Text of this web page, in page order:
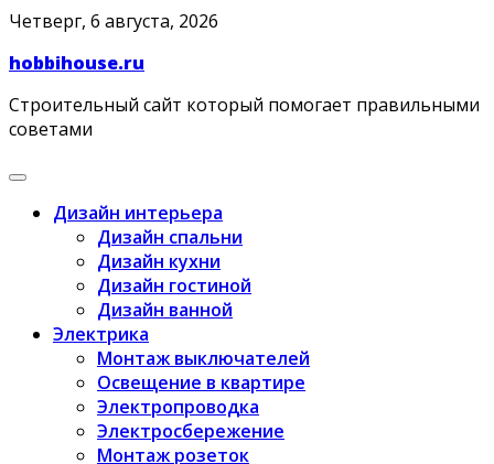
Skip
content
Четверг, 6 августа, 2026
hobbihouse.ru
Строительный сайт который помогает правильными
советами
Дизайн интерьера
Дизайн спальни
Дизайн кухни
Дизайн гостиной
Дизайн ванной
Электрика
Монтаж выключателей
Освещение в квартире
Электропроводка
Электросбережение
Монтаж розеток